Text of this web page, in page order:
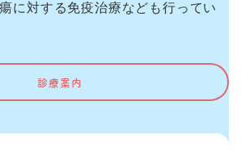
に対する免疫治療なども行ってい
診療案内